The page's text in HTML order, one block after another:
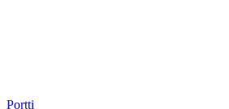
Portti